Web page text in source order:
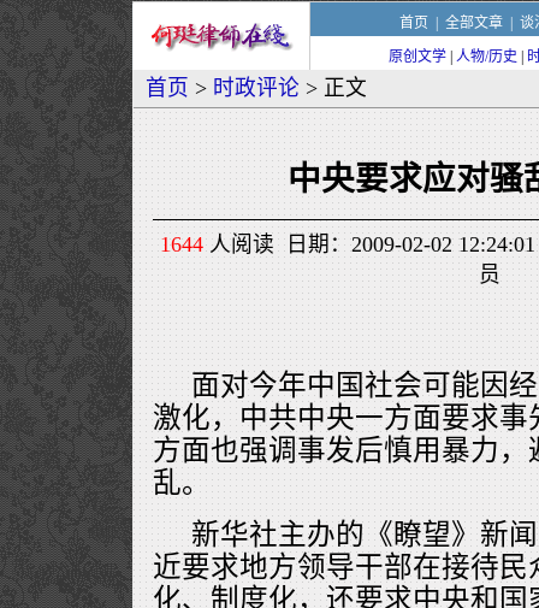
首页 全部文章| 谈
原创文学 人物/历史
首页 > 时政评论 > 正文
中央要求应对骚
1644人阅读 日期：2009-02-02
员
面对今年中国社会可能因
激化，中共中央一方面要求
方面也强调事发后慎用暴力
乱。
新华社主办的《瞭望》新
近要求地方领导干部在接待
化、制度化，还要求中央和